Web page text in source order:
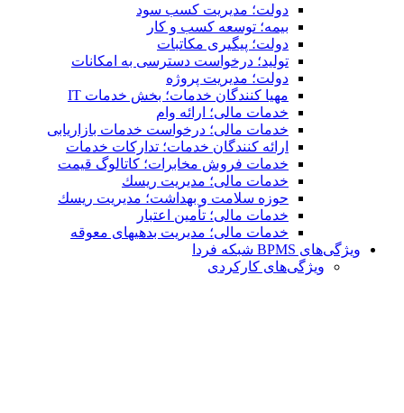
دولت؛ مدیریت کسب سود
بیمه؛ توسعه کسب و کار
دولت؛ پیگیری مکاتبات
تولید؛ درخواست دسترسی به امكانات
دولت؛ مدیریت پروژه
مهیا کنندگان خدمات؛ بخش خدمات IT
خدمات مالی؛ ارائه وام
خدمات مالی؛ درخواست خدمات بازاریابی
ارائه کنندگان خدمات؛ تدارکات خدمات
خدمات فروش مخابرات؛ کاتالوگ قیمت
خدمات مالی؛ مدیریت ریسك
حوزه سلامت و بهداشت؛ مدیریت ریسك
خدمات مالی؛ تأمین اعتبار
خدمات مالی؛ مدیریت بدهیهاى معوقه
ویژگی‌های BPMS شبکه فردا
ویژگی‌های كاركردی